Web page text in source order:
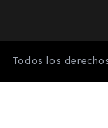
Todos los